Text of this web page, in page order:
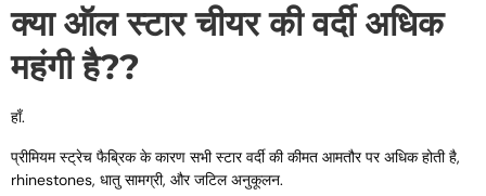
क्या ऑल स्टार चीयर की वर्दी अधिक
महंगी है??
हाँ.
प्रीमियम स्ट्रेच फैब्रिक के कारण सभी स्टार वर्दी की कीमत आमतौर पर अधिक होती है,
rhinestones, धातु सामग्री, और जटिल अनुकूलन.